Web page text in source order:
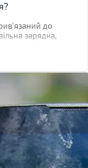
до
зарядка,